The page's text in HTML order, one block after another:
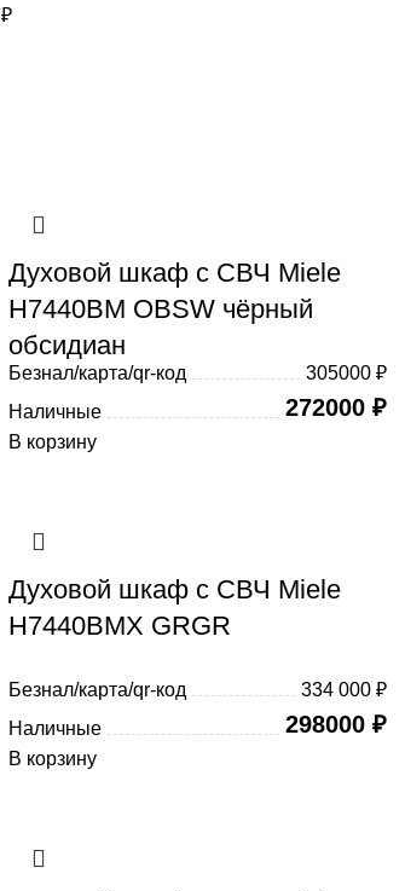
₽
Духовой шкаф с СВЧ Miele
H7440BM OBSW чёрный
обсидиан
Безнал/карта/qr-код
305000 ₽
Наличные
272000 ₽
В корзину
Духовой шкаф с СВЧ Miele
H7440BMX GRGR
Безнал/карта/qr-код
334 000 ₽
Наличные
298000 ₽
В корзину